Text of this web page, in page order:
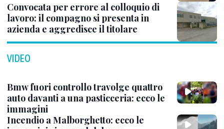
Convocata per errore al colloquio di
lavoro: il compagno si presenta in
azienda e aggredisce il titolare
VIDEO
Bmw fuori controllo travolge quattro
auto davanti a una pasticceria: ecco le
immagini
Incendio a Malborghetto: ecco le